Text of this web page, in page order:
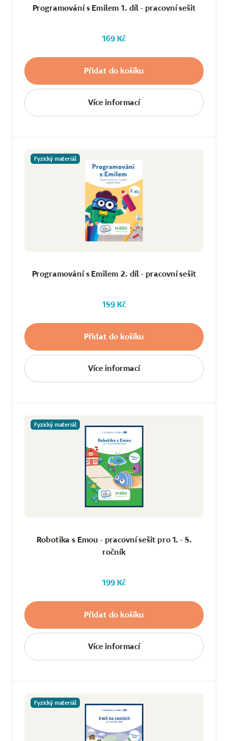
Programování s Emilem 1. díl - pracovní sešit
169 Kč
Přidat do košíku
Více informací
Fyzický materiál
Programování s Emilem 2. díl - pracovní sešit
159 Kč
Přidat do košíku
Více informací
Fyzický materiál
Robotika s Emou - pracovní sešit pro 1. - 5.
ročník
199 Kč
Přidat do košíku
Více informací
Fyzický materiál